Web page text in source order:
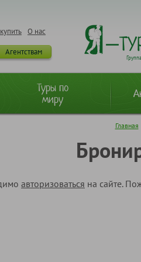
О нас
Агентствам
Туры по
миру
Главная
авторизоваться на сайте.